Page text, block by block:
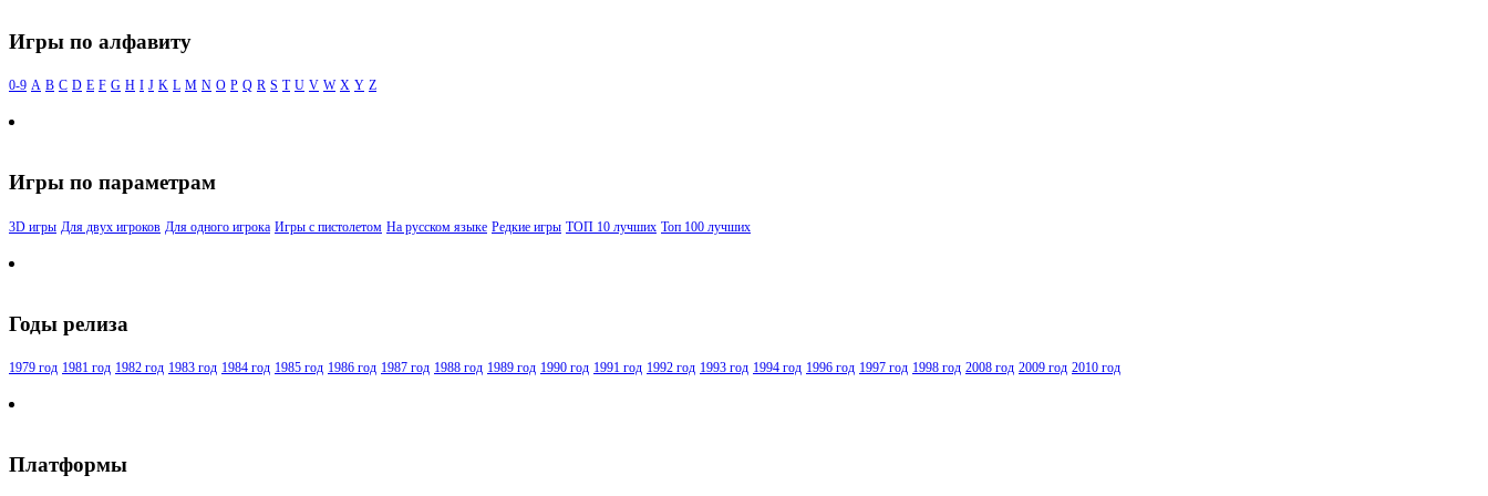
Игры по алфавиту
0-9 A B C D E F G H I J K L M N O P Q R S T U V W X Y Z
Игры по параметрам
3D игры Для двух игроков Для одного игрока Игры с пистолетом На русском языке Редкие игры ТОП 10 лучших Топ 100 лучших
Годы релиза
1979 год 1981 год 1982 год 1983 год 1984 год 1985 год 1986 год 1987 год 1988 год 1989 год 1990 год 1991 год 1992 год 1993 год 1994 год 1996 год 1997 год 1998 год 2008 год 2009 год 2010 год
Платформы